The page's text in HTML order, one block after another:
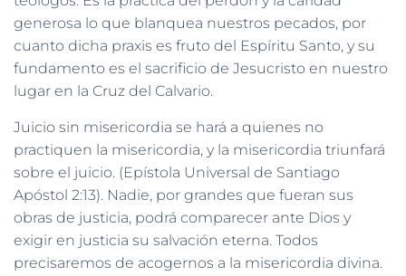
generosa lo que blanquea nuestros pecados, por
cuanto dicha praxis es fruto del Espíritu Santo, y su
fundamento es el sacrificio de Jesucristo en nuestro
lugar en la Cruz del Calvario.
Juicio sin misericordia se hará a quienes no
practiquen la misericordia, y la misericordia triunfará
sobre el juicio. (Epístola Universal de Santiago
Apóstol 2:13). Nadie, por grandes que fueran sus
obras de justicia, podrá comparecer ante Dios y
exigir en justicia su salvación eterna. Todos
precisaremos de acogernos a la misericordia divina.